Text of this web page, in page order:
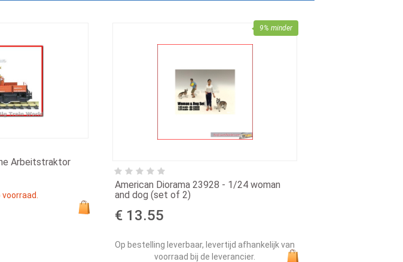
Arbeitstraktor
voorraad.
American Diorama 23928 - 1/24 woman
and dog (set of 2)
€ 13.55
Op bestelling leverbaar, levertijd afhankelijk van
voorraad bij de leverancier.
9% minder